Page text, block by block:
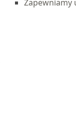
Zapewniamy